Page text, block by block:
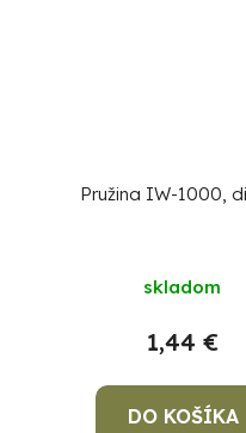
Pružina IW-1000,
skladom
1,44 €
DO KOŠÍKA